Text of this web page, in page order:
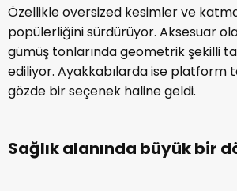
Özellikle oversized kesimler ve
popülerliğini sürdürüyor. Aksesuar
gümüş tonlarında geometrik şekilli
ediliyor. Ayakkabılarda ise platform
gözde bir seçenek haline geldi.
Sağlık alanında büyük bir